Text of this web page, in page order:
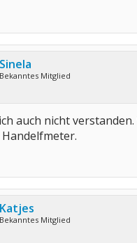
Sinela
Bekanntes Mitglied
auch nicht
Katjes
Bekanntes Mitglied